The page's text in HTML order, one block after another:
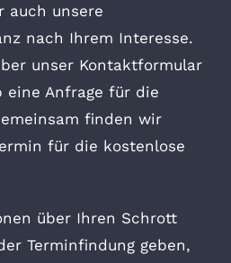
auch unsere
nach Ihrem Interesse.
unser Kontaktformular
eine Anfrage für die
finden wir
für die kostenlose
über Ihren Schrott
Terminfindung geben,